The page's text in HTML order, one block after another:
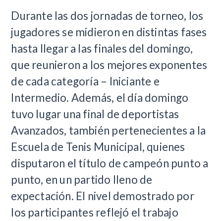
Durante las dos jornadas de torneo, los
jugadores se midieron en distintas fases
hasta llegar a las finales del domingo,
que reunieron a los mejores exponentes
de cada categoría – Iniciante e
Intermedio. Además, el día domingo
tuvo lugar una final de deportistas
Avanzados, también pertenecientes a la
Escuela de Tenis Municipal, quienes
disputaron el título de campeón punto a
punto, en un partido lleno de
expectación. El nivel demostrado por
los participantes reflejó el trabajo